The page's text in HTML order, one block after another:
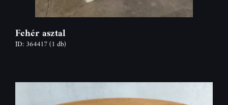
Fehér asztal
ID: 364417(1 db)